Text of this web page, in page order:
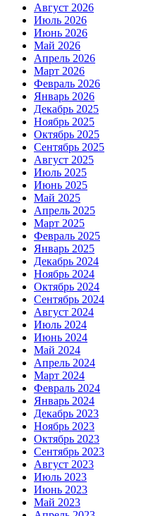
Август 2026
Июль 2026
Июнь 2026
Май 2026
Апрель 2026
Март 2026
Февраль 2026
Январь 2026
Декабрь 2025
Ноябрь 2025
Октябрь 2025
Сентябрь 2025
Август 2025
Июль 2025
Июнь 2025
Май 2025
Апрель 2025
Март 2025
Февраль 2025
Январь 2025
Декабрь 2024
Ноябрь 2024
Октябрь 2024
Сентябрь 2024
Август 2024
Июль 2024
Июнь 2024
Май 2024
Апрель 2024
Март 2024
Февраль 2024
Январь 2024
Декабрь 2023
Ноябрь 2023
Октябрь 2023
Сентябрь 2023
Август 2023
Июль 2023
Июнь 2023
Май 2023